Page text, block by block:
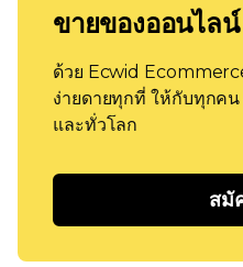
ขายของออนไลน์
ด้วย Ecwid
ง่ายดายทุกที่ ให้กับทุกค
และทั่วโลก
สมั